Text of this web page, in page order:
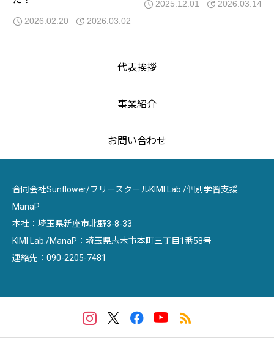
2026.02.20 2026.03.02
2025.12.01 2026.03.14
代表挨拶
事業紹介
お問い合わせ
合同会社Sunflower/フリースクールKIMI Lab./個別学習支援
ManaP
本社：埼玉県新座市北野3-8-33
KIMI Lab./ManaP：埼玉県志木市本町三丁目1番58号
連絡先：090-2205-7481